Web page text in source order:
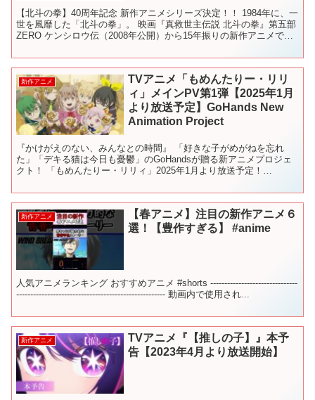
【北斗の拳】40周年記念 新作アニメシリーズ決定！！ 1984年に、一
世を風靡した「北斗の拳」。 映画『真救世主伝説 北斗の拳』第五部
ZERO ケンシロウ伝（2008年公開）から15年振りの新作アニメで
新作アニメ
TVアニメ「もめんたりー・リリ
ィ」メインPV第1弾【2025年1月
より放送予定】GoHands New
Animation Project
『かけがえのない、みんなとの時間』 「好きな子がめがねを忘れ
た」「デキる猫は今日も憂鬱」のGoHandsが贈る新アニメプロジェ
クト！ 「もめんたりー・リリィ」2025年1月より放送予定！
新作アニメ
【春アニメ】注目の新作アニメ６
選！【豊作すぎる】 #anime
人気アニメランキング おすすめアニメ #shorts -------------------------------
----------------------------------------------------- 動画内で使用され...
新作アニメ
TVアニメ『【推しの子】』本予
告【2023年4月より放送開始】